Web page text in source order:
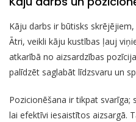
Kāju darbs ir būtisks
Ātri, veikli kāju kustības ļauj
atkarībā no aizsardzības
palīdzēt saglabāt līdzsvaru un
Pozicionēšana ir tikpat
lai efektīvi iesaistītos aizsargā.